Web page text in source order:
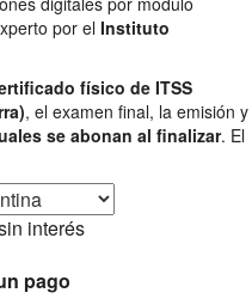
por elInstituto
físico de ITSS
, el examen final, la emisión y
se abonan al finalizar. El
interés
pago